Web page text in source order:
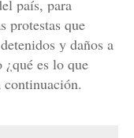
país, para
protestas que
y daños a
es lo que